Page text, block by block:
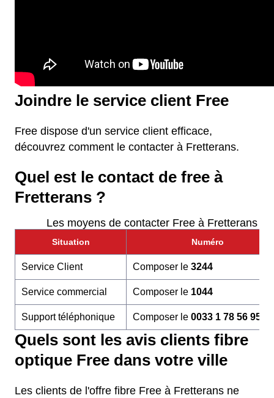
Joindre le service client Free
Free dispose d'un service client efficace,
découvrez comment le contacter à Fretterans.
Quel est le contact de free à
Fretterans ?
Les moyens de contacter Free à Fretterans
Situation Numéro
Service Client Composer le 3244
Service commercial Composer le 1044
Support téléphonique Composer le 0033 1 78 56 95 60
Quels sont les avis clients fibre
optique Free dans votre ville
Les clients de l'offre fibre Free à Fretterans ne